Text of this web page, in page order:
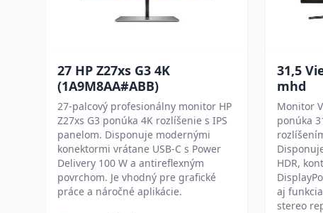
27 HP Z27xs G3 4K
(1A9M8AA#ABB)
27-palcový profesionálny monitor HP
Z27xs G3 ponúka 4K rozlíšenie s IPS
panelom. Disponuje modernými
konektormi vrátane USB-C s Power
Delivery 100 W a antireflexným
povrchom. Je vhodný pre grafické
práce a náročné aplikácie.
31,5
mhd
Monitor
ponúka
HDR,
aj
stereo